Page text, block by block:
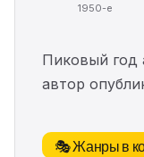
1950-е
Пиковый год
автор
🎭 Жанры в